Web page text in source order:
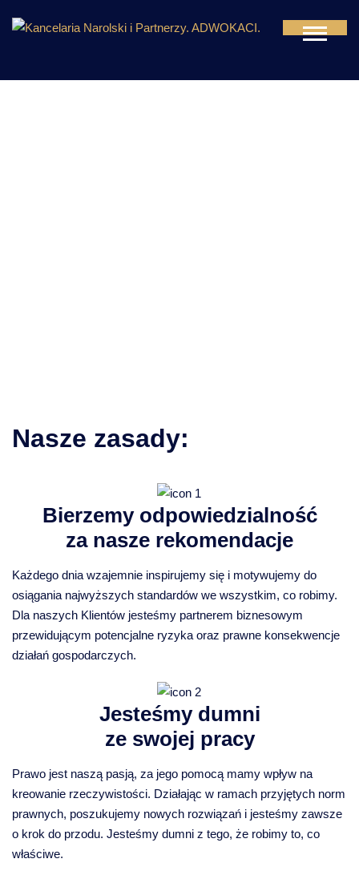
Nasze zasady:
Bierzemy odpowiedzialność
za nasze rekomendacje
Każdego dnia wzajemnie inspirujemy się i motywujemy do
osiągania najwyższych standardów we wszystkim, co robimy.
Dla naszych Klientów jesteśmy partnerem biznesowym
przewidującym potencjalne ryzyka oraz prawne konsekwencje
działań gospodarczych.
Jesteśmy dumni
ze swojej pracy
Prawo jest naszą pasją, za jego pomocą mamy wpływ na
kreowanie rzeczywistości. Działając w ramach przyjętych norm
prawnych, poszukujemy nowych rozwiązań i jesteśmy zawsze
o krok do przodu. Jesteśmy dumni z tego, że robimy to, co
właściwe.